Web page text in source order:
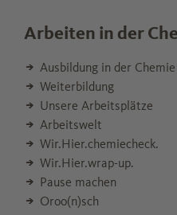
Arbeiten in der
Ausbildung in der Chemie
Weiterbildung
Unsere Arbeitsplätze
Arbeitswelt
Wir.Hier.chemiecheck.
Wir.Hier.wrap-up.
Pause machen
Oroo(n)sch